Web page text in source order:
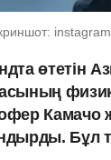
өтетін
Камачо
Бұл